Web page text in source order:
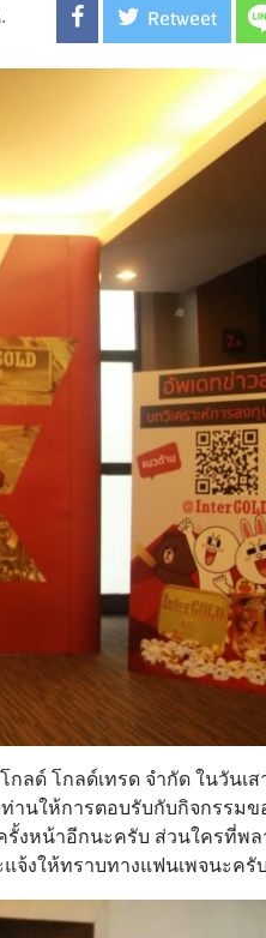
Retweet
กลด์ โกลด์เทรด จำกัด ในวันเส
นให้การตอบรับกับกิจกรรมข
รั้งหน้าอีกนะครับ ส่วนใครที่พล
จ้งให้ทราบทางแฟนเพจนะครั